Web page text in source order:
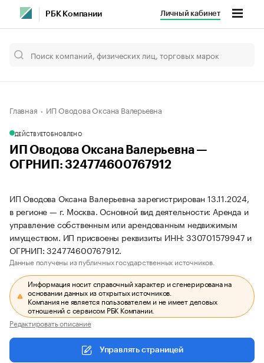
РБК Компании Личный кабинет
Главная ИП Оводова Оксана Валерьевна
ДЕЙСТВУЕТОБНОВЛЕНО
ИП Оводова Оксана Валерьевна —
ОГРНИП: 324774600767912
ИП Оводова Оксана Валерьевна зарегистрирован 13.11.2024,
в регионе — г. Москва. Основной вид деятельности: Аренда и
управление собственным или арендованным недвижимым
имуществом. ИП присвоены реквизиты ИНН: 330701579947 и
ОГРНИП: 324774600767912.
Данные получены из публичных государственных источников.
Информация носит справочный характер и сгенерирована на
основании данных из открытых источников.
Компания не является пользователем и не имеет деловых
отношений с сервисом РБК Компании.
Редактировать описание
Управлять страницей